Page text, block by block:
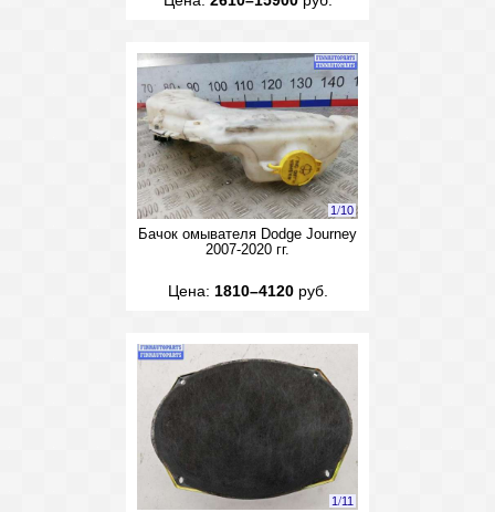
1/10
Бачок омывателя Dodge Journey
2007-2020 гг.
Цена: 1810–4120руб.
1/11